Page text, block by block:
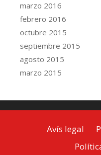
marzo 2016
febrero 2016
octubre 2015
septiembre 2015
agosto 2015
marzo 2015
Avís legal